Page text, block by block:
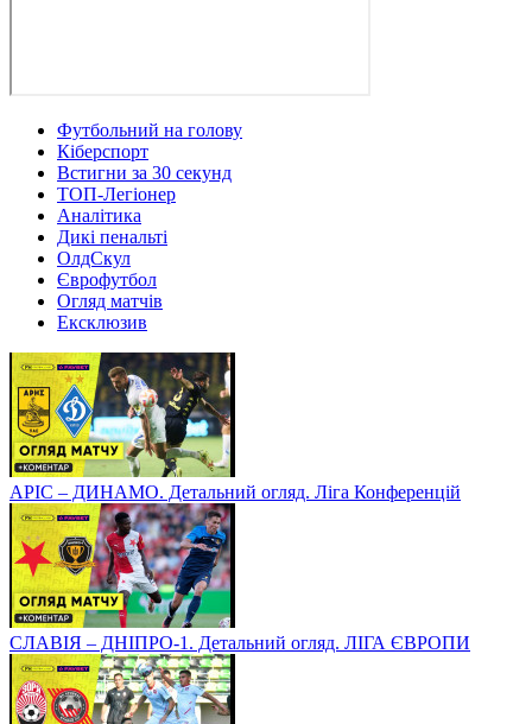
Футбольний на голову
Кіберспорт
Встигни за 30 секунд
ТОП-Легіонер
Аналітика
Дикі пенальті
ОлдСкул
Єврофутбол
Огляд матчів
Ексклюзив
АРІС – ДИНАМО. Детальний огляд. Ліга Конференцій
СЛАВІЯ – ДНІПРО-1. Детальний огляд. ЛІГА ЄВРОПИ